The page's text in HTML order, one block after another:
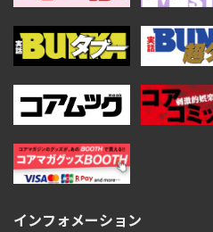
インフォメーション